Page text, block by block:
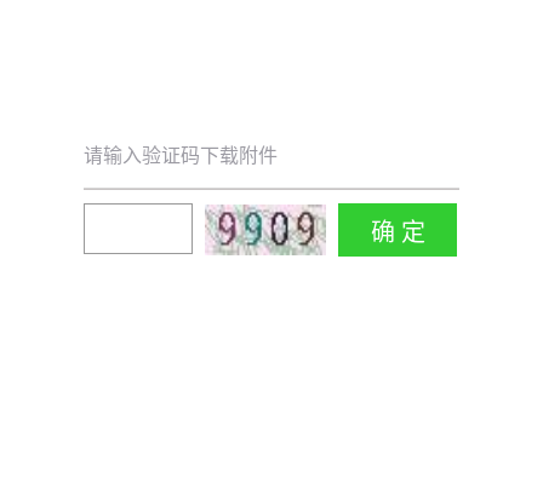
请输入验证码下载附件